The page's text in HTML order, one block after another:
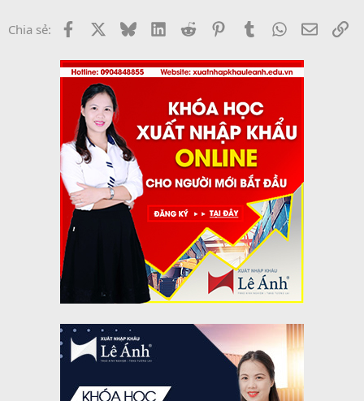
Chia sẻ: Facebook BlueskyLinkedInReddit PinterestTumblrWhatsApp
Email